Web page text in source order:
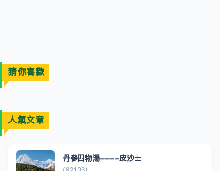
猜你喜歡
人氣文章
丹參四物湯----皮沙士